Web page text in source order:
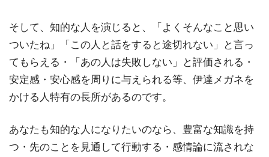
そして、知的な人を演じると、「よくそんなこと思い
ついたね」「この人と話をすると途切れない」と言っ
てもらえる・「あの人は失敗しない」と評価される・
安定感・安心感を周りに与えられる等、伊達メガネを
かける人特有の長所があるのです。
あなたも知的な人になりたいのなら、豊富な知識を持
つ・先のことを見通して行動する・感情論に流されな